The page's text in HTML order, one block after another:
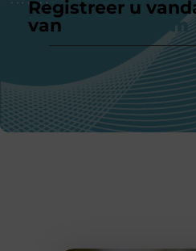
Registreer u
van
ons platform